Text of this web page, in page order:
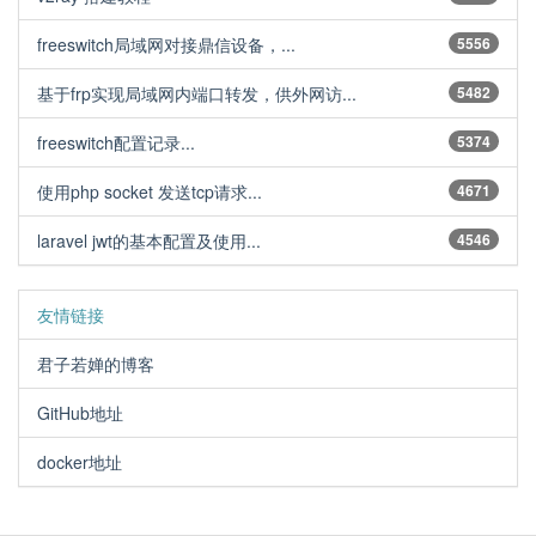
5556
freeswitch局域网对接鼎信设备，...
5482
基于frp实现局域网内端口转发，供外网访...
5374
freeswitch配置记录...
4671
使用php socket 发送tcp请求...
4546
laravel jwt的基本配置及使用...
友情链接
君子若婵的博客
GitHub地址
docker地址